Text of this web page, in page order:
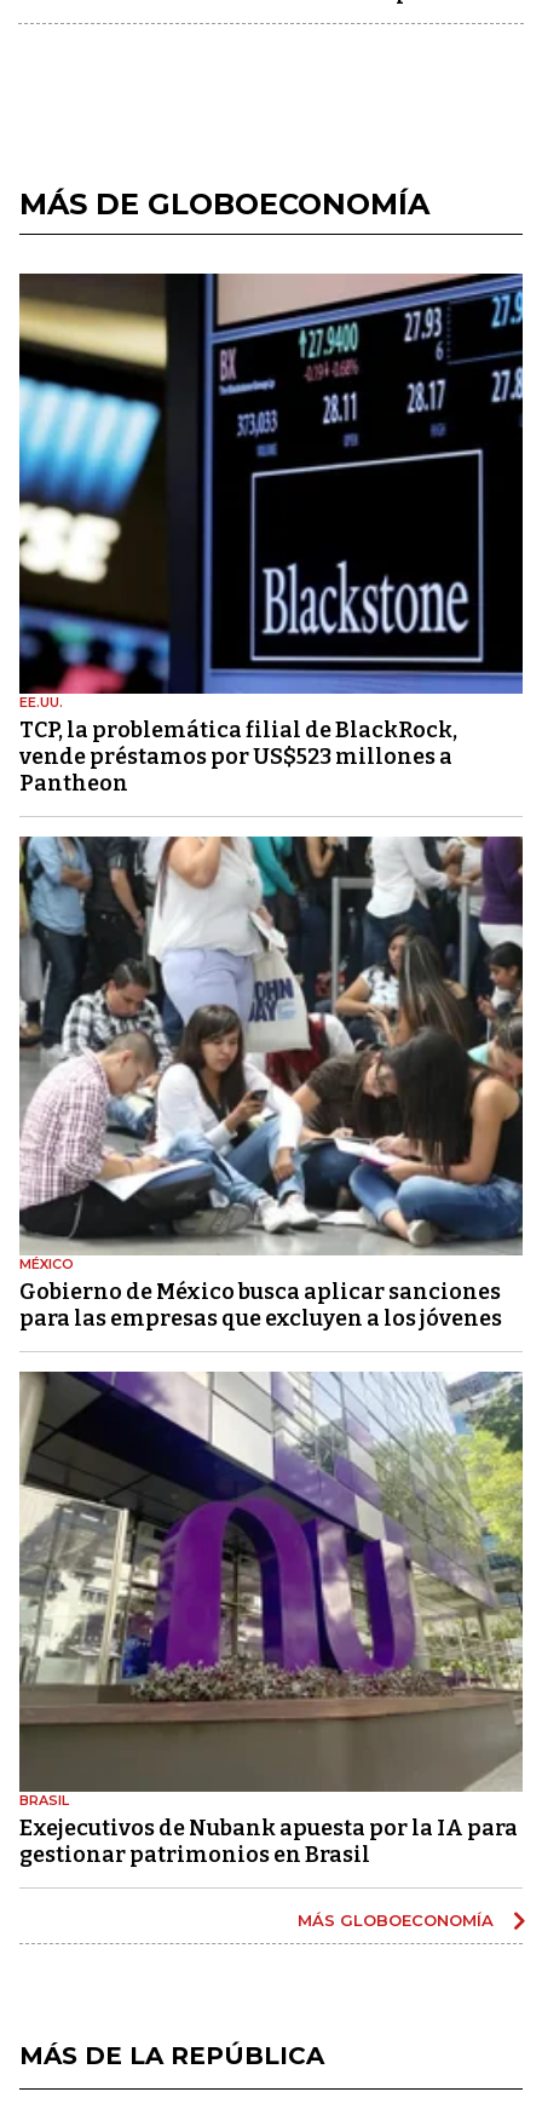
MÁS DE GLOBOECONOMÍA
EE.UU.
TCP, la problemática filial de BlackRock,
vende préstamos por US$523 millones a
Pantheon
MÉXICO
Gobierno de México busca aplicar sanciones
para las empresas que excluyen a los jóvenes
BRASIL
Exejecutivos de Nubank apuesta por la IA para
gestionar patrimonios en Brasil
MÁS GLOBOECONOMÍA
MÁS DE LA REPÚBLICA